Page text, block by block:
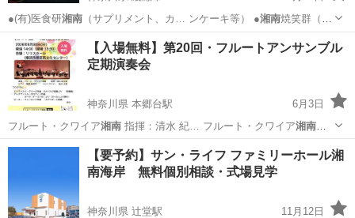
●(有)医食研湘南（サプリメント、カ… ンケーキ等） ●湘南焼笑群（焼
き芋、玉…
神奈川 綾瀬市 地域/お祭り 商工会
【入場無料】第20回・フルートアンサンブル
定期演奏会
神奈川県 本郷台駅
6月3日
フルート・クワイア湘南指揮：清水 紀… フルート・クワイア湘南
は、藤沢市で活動し…
神奈川 横浜市 本郷台駅 コンサート/ショー 定期演奏会
【要予約】サン・ライフ ファミリーホール湘
南海岸 無料個別相談・式場見学
神奈川県 辻堂駅
11月12日